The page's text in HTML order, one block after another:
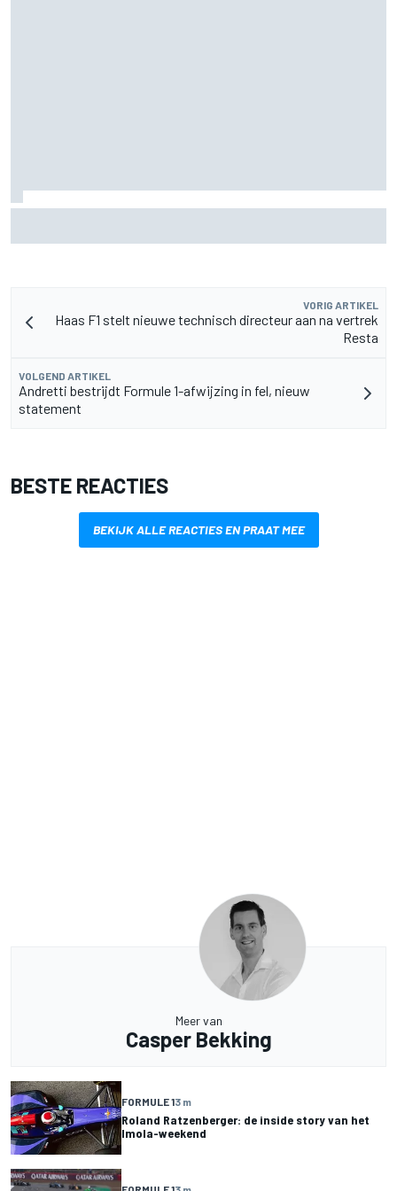
VORIG ARTIKEL
Haas F1 stelt nieuwe technisch directeur aan na vertrek
Resta
VOLGEND ARTIKEL
Andretti bestrijdt Formule 1-afwijzing in fel, nieuw
statement
BESTE REACTIES
BEKIJK ALLE REACTIES EN PRAAT MEE
Meer van
Casper Bekking
FORMULE 13 m
Roland Ratzenberger: de inside story van het
Imola-weekend